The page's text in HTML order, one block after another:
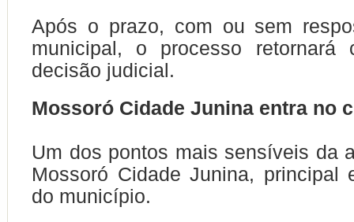
Após o prazo, com ou sem
municipal, o processo retornará
decisão judicial.
Mossoró Cidade Junina entra no
Um dos pontos mais sensíveis da
Mossoró Cidade Junina, principal
do município.